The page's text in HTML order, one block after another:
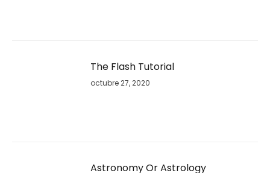
The Flash Tutorial
octubre 27, 2020
Astronomy Or Astrology